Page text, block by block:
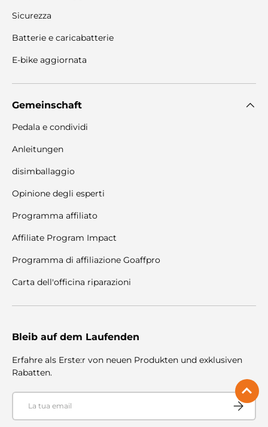
Sicurezza
Batterie e caricabatterie
E-bike aggiornata
Gemeinschaft
Pedala e condividi
Anleitungen
disimballaggio
Opinione degli esperti
Programma affiliato
Affiliate Program Impact
Programma di affiliazione Goaffpro
Carta dell'officina riparazioni
Bleib auf dem Laufenden
Erfahre als Erste:r von neuen Produkten und exklusiven
Rabatten.
Email
Iscriviti